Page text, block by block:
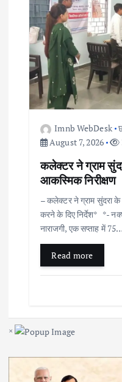
Imnb WebDesk
August 7, 2026
कलेक्टर ने ग्राम
आकस्मिक निरीक्षण
– कलेक्टर ने ग्राम सुंदरा के
करने के दिए निर्देश* *-
नाराजगी, एक सप्ताह में
Read more
×